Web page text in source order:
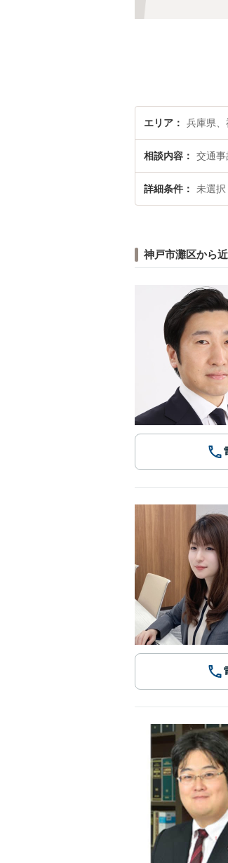
エリア 兵庫県
相談内容 交通
詳細条件 未選択
神戸市灘区から